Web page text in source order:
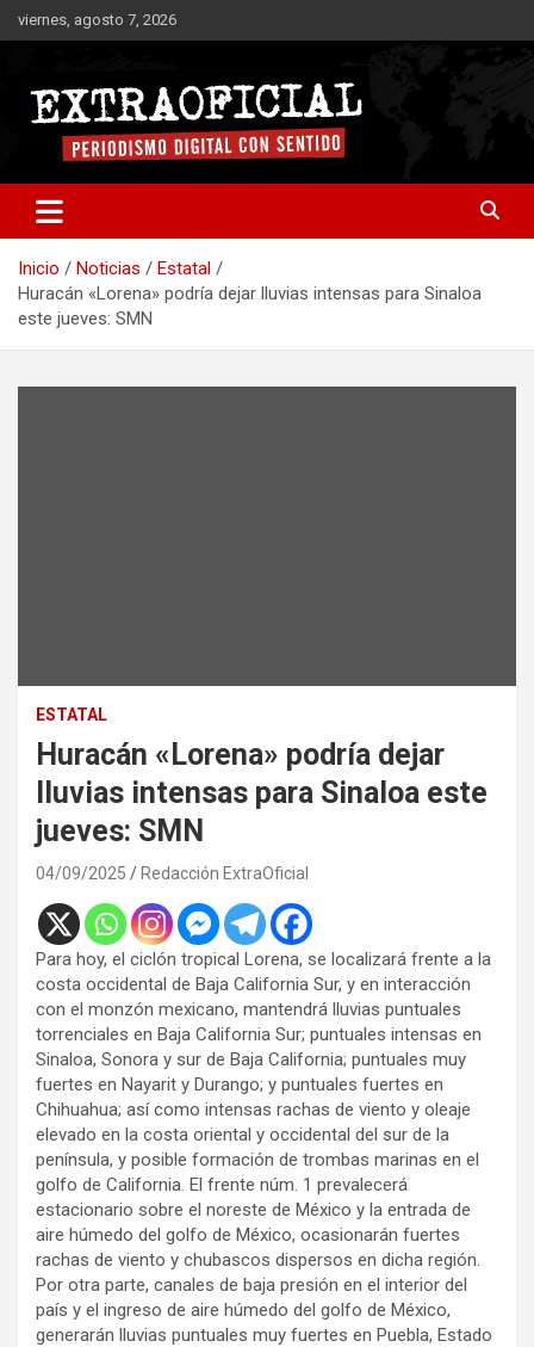
Saltar
al
viernes, agosto 7, 2026
Extraoficial
Inicio Noticias
Estatal
Huracán «Lorena» podría dejar lluvias intensas para Sinaloa
este jueves: SMN
ESTATAL
Huracán «Lorena» podría dejar
lluvias intensas para Sinaloa este
jueves: SMN
04/09/2025 Redacción ExtraOficial
Para hoy, el ciclón tropical Lorena, se localizará frente a la
costa occidental de Baja California Sur, y en interacción
con el monzón mexicano, mantendrá lluvias puntuales
torrenciales en Baja California Sur; puntuales intensas en
Sinaloa, Sonora y sur de Baja California; puntuales muy
fuertes en Nayarit y Durango; y puntuales fuertes en
Chihuahua; así como intensas rachas de viento y oleaje
elevado en la costa oriental y occidental del sur de la
península, y posible formación de trombas marinas en el
golfo de California. El frente núm. 1 prevalecerá
estacionario sobre el noreste de México y la entrada de
aire húmedo del golfo de México, ocasionarán fuertes
rachas de viento y chubascos dispersos en dicha región.
Por otra parte, canales de baja presión en el interior del
país y el ingreso de aire húmedo del golfo de México,
generarán lluvias puntuales muy fuertes en Puebla, Estado